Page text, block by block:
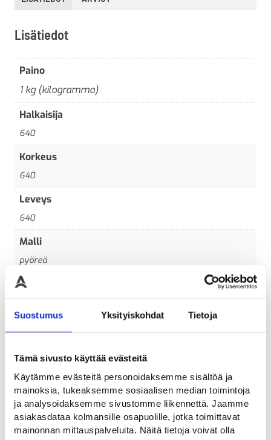
Suostumus Yksityiskohdat Tietoja
Tämä sivusto käyttää evästeitä
Käytämme evästeitä personoidaksemme sisältöä ja
mainoksia, tukeaksemme sosiaalisen median toimintoja
ja analysoidaksemme sivustomme liikennettä. Jaamme
asiakasdataa kolmansille osapuolille, jotka toimittavat
mainonnan mittauspalveluita. Näitä tietoja voivat olla
Lisätiedot
Paino
1 kg (kilogramma)
Halkaisija
640
Korkeus
640
Leveys
640
Malli
pyöreä
Materiaali
Kangas
Harmaa